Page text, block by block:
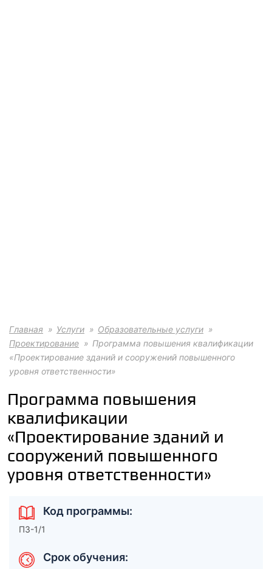
Главная Услуги
Образовательные услуги
Проектирование
Программа повышения квалификации
«Проектирование зданий и сооружений повышенного
уровня ответственности»
Программа повышения
квалификации
«Проектирование зданий и
сооружений повышенного
уровня ответственности»
Код программы:
ПЗ-1/1
Срок обучения: